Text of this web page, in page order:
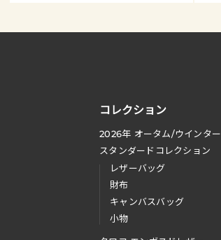
コレクション
2026年 オータム/ウインター
スタンダードコレクション
レザーバッグ
財布
キャンバスバッグ
小物